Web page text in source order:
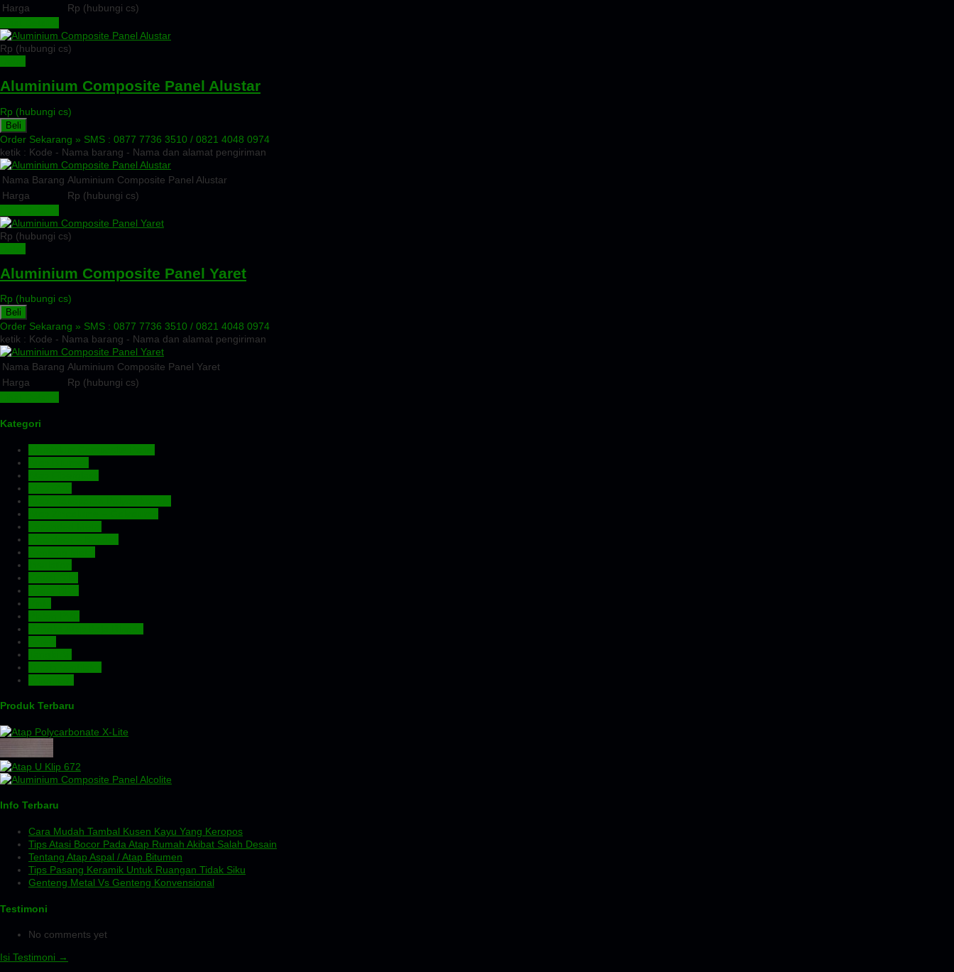
Harga
Rp (hubungi cs)
Rp (hubungi cs)
Aluminium Composite Panel Alustar
Rp (hubungi cs)
Beli
Order Sekarang » SMS : 0877 7736 3510 / 0821 4048 0974
ketik : Kode - Nama barang - Nama dan alamat pengiriman
Nama Barang Aluminium Composite Panel Alustar
Harga
Rp (hubungi cs)
Rp (hubungi cs)
Aluminium Composite Panel Yaret
Rp (hubungi cs)
Beli
Order Sekarang » SMS : 0877 7736 3510 / 0821 4048 0974
ketik : Kode - Nama barang - Nama dan alamat pengiriman
Nama Barang Aluminium Composite Panel Yaret
Harga
Rp (hubungi cs)
Kategori
Produk Terbaru
Info Terbaru
Cara Mudah Tambal Kusen Kayu Yang Keropos
Tips Atasi Bocor Pada Atap Rumah Akibat Salah Desain
Tentang Atap Aspal / Atap Bitumen
Tips Pasang Keramik Untuk Ruangan Tidak Siku
Genteng Metal Vs Genteng Konvensional
Testimoni
No comments yet
Isi Testimoni →